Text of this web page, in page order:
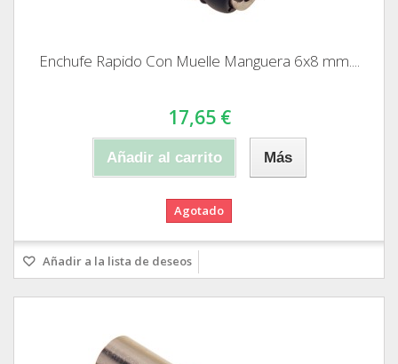
Enchufe Rapido Con Muelle Manguera 6x8 mm....
17,65 €
Añadir al carrito Más
Agotado
Añadir a la lista de deseos